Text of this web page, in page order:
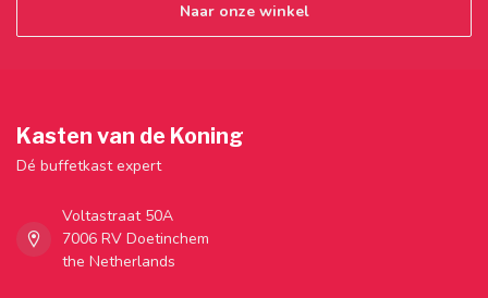
Naar onze winkel
Kasten van de Koning
Dé buffetkast expert
Voltastraat 50A
7006 RV Doetinchem
the Netherlands